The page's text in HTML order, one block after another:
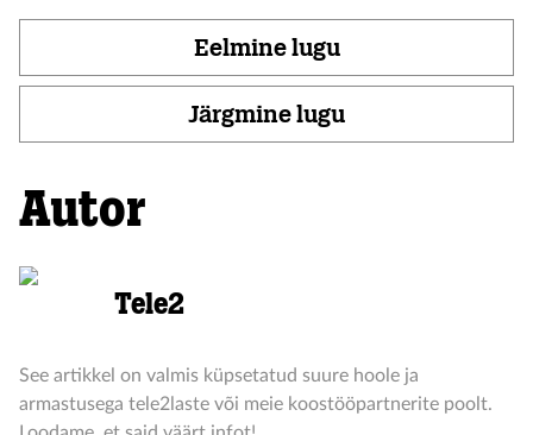
Eelmine lugu
Järgmine lugu
Autor
Tele2
See artikkel on valmis küpsetatud suure hoole ja
armastusega tele2laste või meie koostööpartnerite poolt.